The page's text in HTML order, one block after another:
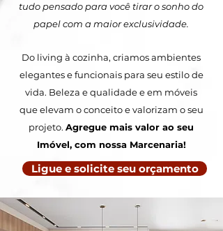
tudo pensado para você tirar o sonho do
papel com a maior exclusividade.
Do living à cozinha, criamos ambientes
elegantes e funcionais para seu estilo de
vida. Beleza e qualidade e em móveis
que elevam o conceito e valorizam o seu
projeto. Agregue mais valor ao seu
Imóvel, com nossa Marcenaria!
Ligue e solicite seu orçamento